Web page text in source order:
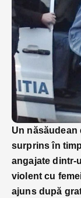
Un năsăudean
surprins în
angajate dintr-
violent cu
ajuns după